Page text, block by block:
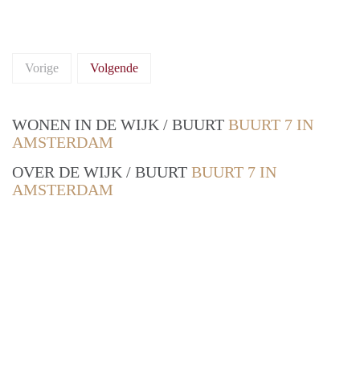
Vorige Volgende
WONEN IN DE WIJK / BUURT BUURT 7 IN
AMSTERDAM
OVER DE WIJK / BUURT BUURT 7 IN
AMSTERDAM